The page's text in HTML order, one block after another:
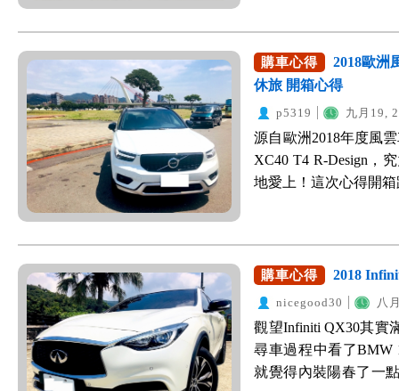
炫的！) 老婆很喜歡這
按鍵。下面有雙前座
用到。 Romote
螢幕資訊 中央扶手前
還滿方便的設計。 目
養感情中。老婆目前
目前沒有導航跟電
Drivesmart 61來用，
購車好幫手，從一開
汽車買車網，之前都
價。最推的是專業客
心的教我許多買車的
常市區與高速公路行
速靈活，完全不會有
稍微踩深一點，一下
上，高速行駛大概有
承天嬋寺，路途有一
法，畢竟這是一顆省
常行駛的時候都很安
橘色皮革，還有縫線
媒體車機，還滿好用
恆溫空調，按鈕滿大
版，老婆大人的手機
做決定，真的要感謝
WeWanted的購車比
來覺得買車應該很簡
樣，網路謠言不可
定，反而讓我覺得很
問到最後，價格反到
配件算比較貴，不然
題，先跟大家分享愛
利有神的頭燈，有一
牌 Sport 取消了前霧
式頭燈專屬頭燈，大
搭配上17吋鋁圈，整
有微翹的小鴨尾行李
工作七年存了一些錢
錢，女友(馬上要升格
力。 有些事情現在不
小鋼砲來過過癮，等
妥善率高 (3)後勤保
也參考許多車款
全性不佳的...會上課
說先看看，不確定要
做自己的事情，這就
沒了。 反觀Toyota
嗎？ 畢竟是日本原裝
品質當然比起國產車
購車心得
2018歐洲
休旅 開箱心得
p5319 九月19,
源自歐洲2018年度風
XC40 T4 R-Design，
地愛上！這次心得開
不理的，讓人感覺很
＝＝“ 後來會看上
看Volvo，畢竟現在
烈推薦，必定有其道
助，很快的跟業務聯
象就只是移動坦克、
購車心得 2018
nicegood30 八
觀望Infiniti QX30其實
尋車過程中看了BMW
就覺得內裝陽春了一